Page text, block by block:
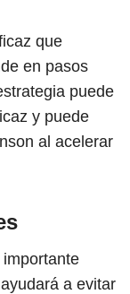
que
en pasos
puede
y puede
al acelerar
a evitar